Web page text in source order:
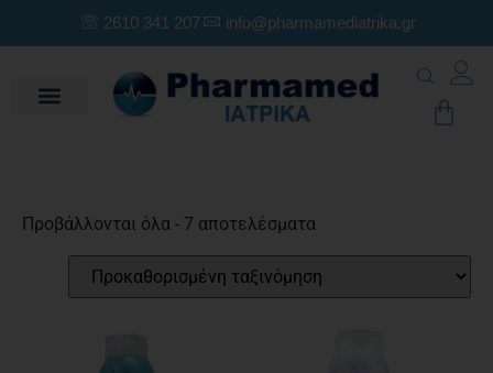
2610 341 207 info@pharmamediatrika.gr
Προβάλλονται όλα - 7 αποτελέσματα